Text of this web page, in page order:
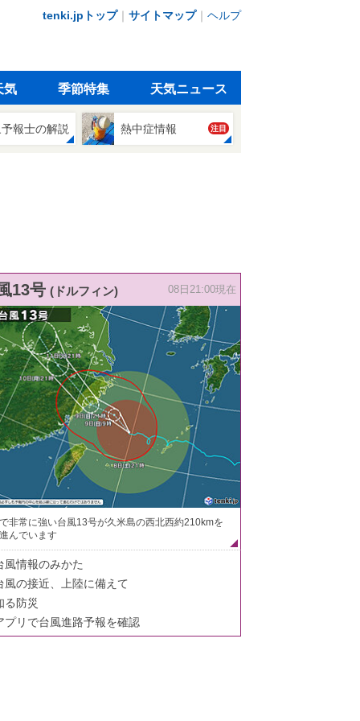
tenki.jpトップ｜ サイトマップ｜ ヘルプ
気 季節特集 天気ニュース
報士の解説 熱中症情報 注目
13号 (ドルフィン) 08日21:00現在
非常に強い台風13号が久米島の西北西約210kmを
んでいます
風情報のみかた
風の接近、上陸に備えて
る防災
プリで台風進路予報を確認